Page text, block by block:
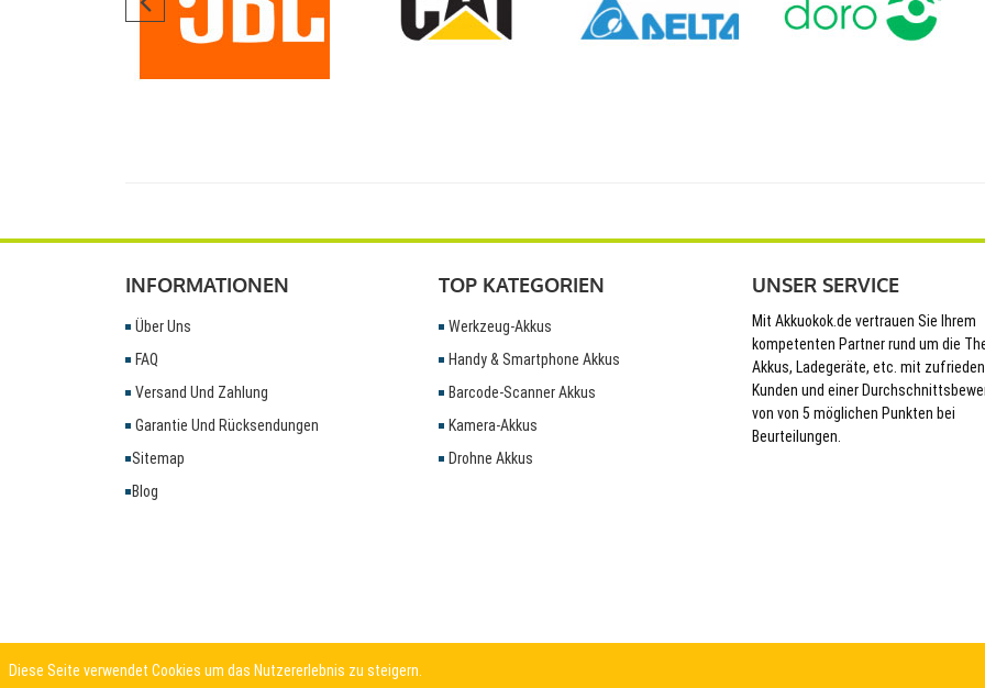
INFORMATIONEN
Über Uns
FAQ
Versand Und Zahlung
Garantie Und Rücksendungen
Sitemap
Blog
TOP KATEGORIEN
Werkzeug-Akkus
Handy & Smartphone Akkus
Barcode-Scanner Akkus
Kamera-Akkus
Drohne Akkus
UNSER SERVICE
Mit Akkuokok.de vertrauen Sie Ihrem
kompetenten Partner rund um die
Akkus, Ladegeräte, etc. mit
Kunden und einer
von von 5 möglichen Punkten bei
Beurteilungen.
Diese Seite verwendet Cookies um das Nutzererlebnis zu steigern.